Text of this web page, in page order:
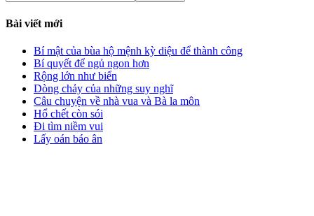
Bài viết mới
Bí mật của bùa hộ mệnh kỳ diệu để thành công
Bí quyết để ngủ ngon hơn
Rộng lớn như biển
Dòng chảy của những suy nghĩ
Câu chuyện về nhà vua và Bà la môn
Hổ chết còn sói
Đi tìm niềm vui
Lấy oán báo ân